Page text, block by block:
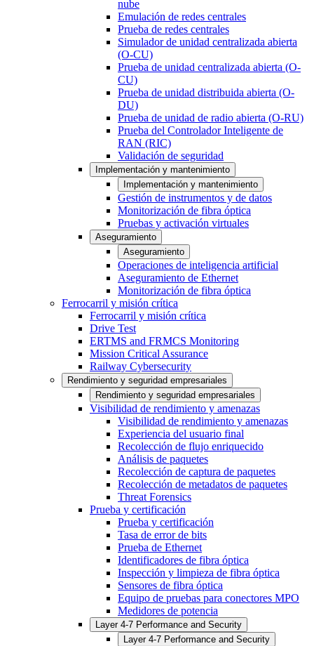
nube
Emulación de redes centrales
Prueba de redes centrales
Simulador de unidad centralizada abierta
(O-CU)
Prueba de unidad centralizada abierta (O-
CU)
Prueba de unidad distribuida abierta (O-
DU)
Prueba de unidad de radio abierta (O-RU)
Prueba del Controlador Inteligente de
RAN (RIC)
Validación de seguridad
Implementación y mantenimiento
Implementación y mantenimiento
Gestión de instrumentos y de datos
Monitorización de fibra óptica
Pruebas y activación virtuales
Aseguramiento
Aseguramiento
Operaciones de inteligencia artificial
Aseguramiento de Ethernet
Monitorización de fibra óptica
Ferrocarril y misión crítica
Ferrocarril y misión crítica
Drive Test
ERTMS and FRMCS Monitoring
Mission Critical Assurance
Railway Cybersecurity
Rendimiento y seguridad empresariales
Rendimiento y seguridad empresariales
Visibilidad de rendimiento y amenazas
Visibilidad de rendimiento y amenazas
Experiencia del usuario final
Recolección de flujo enriquecido
Análisis de paquetes
Recolección de captura de paquetes
Recolección de metadatos de paquetes
Threat Forensics
Prueba y certificación
Prueba y certificación
Tasa de error de bits
Prueba de Ethernet
Identificadores de fibra óptica
Inspección y limpieza de fibra óptica
Sensores de fibra óptica
Equipo de pruebas para conectores MPO
Medidores de potencia
Layer 4-7 Performance and Security
Layer 4-7 Performance and Security